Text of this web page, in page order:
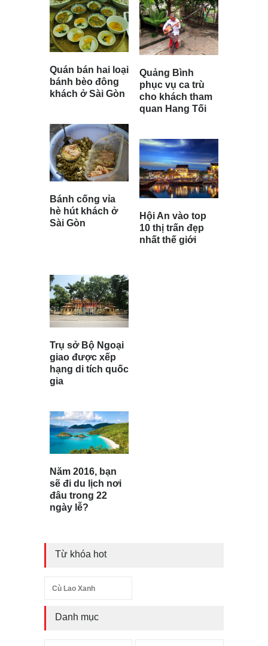
Quán bán hai loại
bánh bèo đông
khách ở Sài Gòn
Bánh cống vỉa
hè hút khách ở
Sài Gòn
Quảng Bình
phục vụ ca trù
cho khách tham
quan Hang Tối
Hội An vào top
10 thị trấn đẹp
nhất thế giới
Trụ sở Bộ Ngoại
giao được xếp
hạng di tích quốc
gia
Năm 2016, bạn
sẽ đi du lịch nơi
đâu trong 22
ngày lễ?
Từ khóa hot
Cù Lao Xanh
Danh mục